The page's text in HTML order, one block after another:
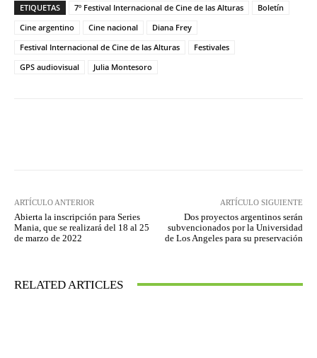
ETIQUETAS 7º Festival Internacional de Cine de las Alturas
Boletín
Cine argentino
Cine nacional
Diana Frey
Festival Internacional de Cine de las Alturas
Festivales
GPS audiovisual
Julia Montesoro
ARTÍCULO ANTERIOR
Abierta la inscripción para Series
Mania, que se realizará del 18 al 25
de marzo de 2022
ARTÍCULO SIGUIENTE
Dos proyectos argentinos serán
subvencionados por la Universidad
de Los Angeles para su preservación
RELATED ARTICLES